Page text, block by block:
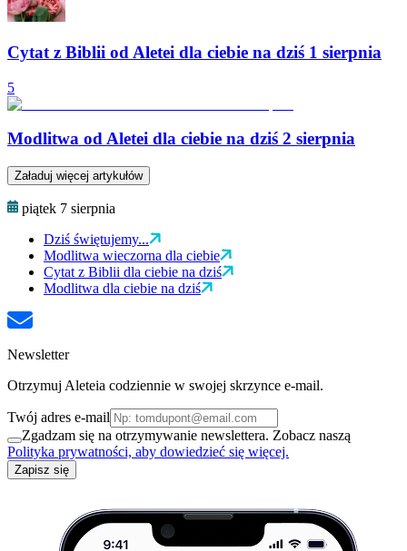
Cytat z Biblii od Aletei dla ciebie na dziś 1 sierpnia
5
Modlitwa od Aletei dla ciebie na dziś 2 sierpnia
Załaduj więcej artykułów
piątek 7 sierpnia
Dziś świętujemy...
Modlitwa wieczorna dla ciebie
Cytat z Biblii dla ciebie na dziś
Modlitwa dla ciebie na dziś
Newsletter
Otrzymuj Aleteia codziennie w swojej skrzynce e-mail.
Twój adres e-mail
Zgadzam się na otrzymywanie newslettera. Zobacz naszą
Polityka prywatności, aby dowiedzieć się więcej.
Zapisz się